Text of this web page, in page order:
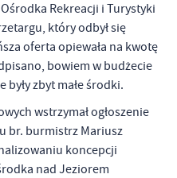
Rekreacji i Turystyki
który odbył się
oferta opiewała na kwotę
bowiem w budżecie
zbyt małe środki.
wstrzymał ogłoszenie
br. burmistrz Mariusz
koncepcji
nad Jeziorem